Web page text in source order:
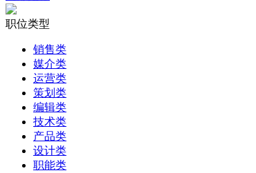
职位类型
销售类
媒介类
运营类
策划类
编辑类
技术类
产品类
设计类
职能类